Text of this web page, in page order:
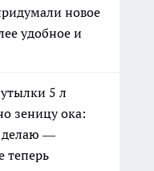
новое
удобное и
5 л
зеницу ока:
делаю —
теперь